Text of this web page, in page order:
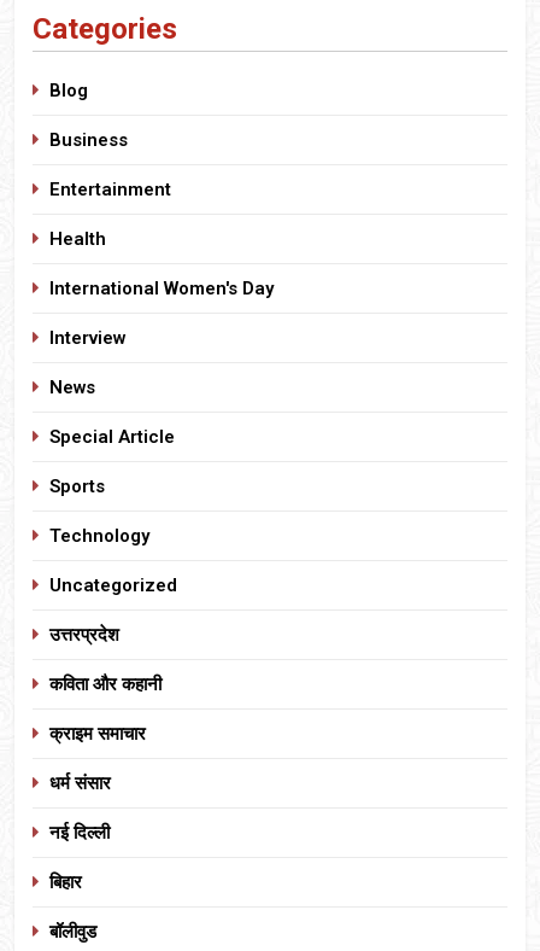
Categories
Blog
Business
Entertainment
Health
International Women's Day
Interview
News
Special Article
Sports
Technology
Uncategorized
उत्तरप्रदेश
कविता और कहानी
क्राइम समाचार
धर्म संसार
नई दिल्ली
बिहार
बॉलीवुड